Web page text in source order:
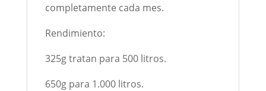
completamente cada mes.
Rendimiento:
325g tratan para 500 litros.
650g para 1.000 litros.